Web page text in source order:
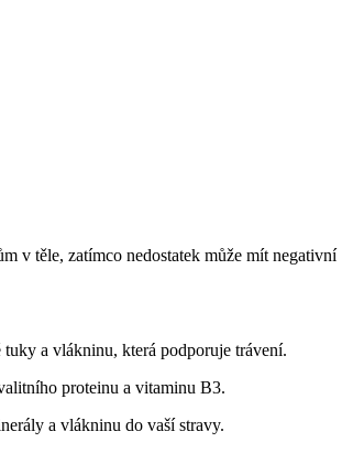
v těle, zatímco nedostatek může mít negativní
a vlákninu, která podporuje trávení.
proteinu a vitaminu B3.
a vlákninu do vaší stravy.